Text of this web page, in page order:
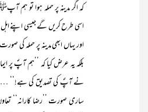
کہ اگر مدینہ پر حملہ ہوا تو
اسی طرح کریں گے جیسی اپنے
اور یہاں ابھی مدینہ پر حملہ کی
بلکہ یہ عرض کیا کہ ’’ہم آپؐ پر
نے آپؐ کی تصدیق کی ہے!‘‘ … تو
ساری صورت ’’رضا کارانہ‘‘